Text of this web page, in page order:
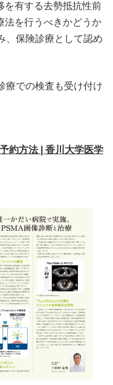
を有する去勢抵抗性前
法を行うべきかどうか
、保険診療として認め
療での検査も受け付け
約方法 | 香川大学医学